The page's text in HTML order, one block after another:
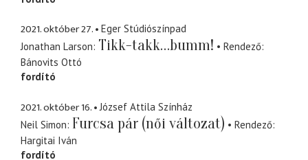
2021. október 27.
Eger Stúdiószínpad
Jonathan Larson Tikk-takk…bumm!
Rendező
Bánovits Ottó
fordító
2021. október 16.
József Attila Színház
Neil Simon Furcsa pár (női változat)
Rendező
Hargitai Iván
fordító